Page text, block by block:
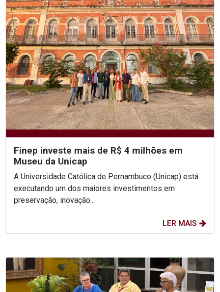
Finep investe mais de R$ 4 milhões em
Museu da Unicap
A Universidade Católica de Pernambuco (Unicap) está
executando um dos maiores investimentos em
preservação, inovação...
LER MAIS